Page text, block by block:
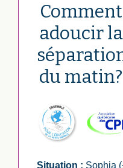
Comment
adoucir la
du matin?
Situation : Sophia